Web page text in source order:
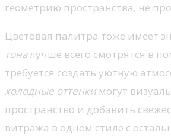
геометрию пространства, не
Цветовая палитра тоже имеет
тоналучше всего смотрятся в
требуется создать уютную
холодные оттенки могут
пространство и добавить
витража в одном стиле с